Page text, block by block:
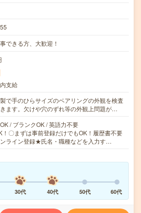
できる方、大歓迎！
支給
で手のひらサイズのベアリングの外観を検査
ます。欠けや穴のずれ等の外観上問題が…
/ ブランクOK / 英語力不要
〇まずは事前登録だけでもOK！履歴書不要
ライン登録★氏名・職種などを入力す…
30代 40代 50代 60代